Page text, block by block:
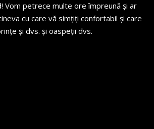
Vom petrece multe ore împreună și ar
cu care vă simțiți confortabil și care
și dvs. și oaspeții dvs.